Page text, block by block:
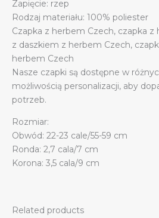
Zapięcie: rzep
Rodzaj materiału: 100% poliester
Czapka z herbem Czech, czapka z
z daszkiem z herbem Czech,
herbem Czech
Nasze czapki są dostępne w
możliwością personalizacji, aby
potrzeb.
Rozmiar:
Obwód: 22-23 cale/55-59 cm
Ronda: 2,7 cala/7 cm
Korona: 3,5 cala/9 cm
Related products